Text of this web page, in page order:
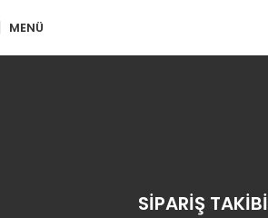
MENÜ
SİPARİŞ TAKİBİ